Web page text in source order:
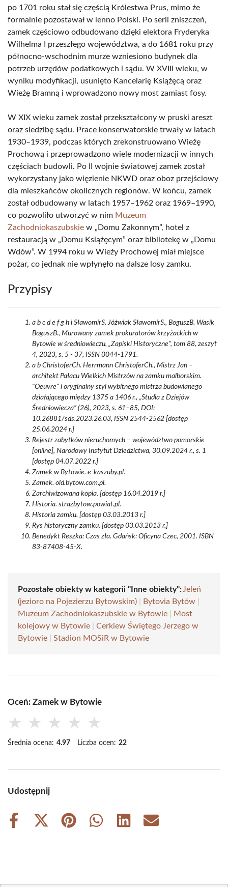
po 1701 roku stał się częścią Królestwa Prus, mimo że
formalnie pozostawał w lenno Polski. Po serii zniszczeń,
zamek częściowo odbudowano dzięki elektora Fryderyka
Wilhelma I przeszłego województwa, a do 1681 roku przy
północno-wschodnim murze wzniesiono budynek dla
potrzeb urzędów podatkowych i sądu. W XVIII wieku, w
wyniku modyfikacji, usunięto Kancelarię Książęcą oraz
Wieżę Bramną i wprowadzono nowy most zamiast fosy.
W XIX wieku zamek został przekształcony w pruski areszt
oraz siedzibę sądu. Prace konserwatorskie trwały w latach
1930–1939, podczas których zrekonstruowano Wieżę
Prochową i przeprowadzono wiele modernizacji w innych
częściach budowli. Po II wojnie światowej zamek został
wykorzystany jako więzienie NKWD oraz oboz przejściowy
dla mieszkańców okolicznych regionów. W końcu, zamek
został odbudowany w latach 1957–1962 oraz 1969–1990,
co pozwoliło utworzyć w nim Muzeum
Zachodniokaszubskie w „Domu Zakonnym”, hotel z
restauracją w „Domu Książęcym” oraz bibliotekę w „Domu
Wdów”. W 1994 roku w Wieży Prochowej miał miejsce
pożar, co jednak nie wpłynęło na dalsze losy zamku.
Przypisy
a b c d e f g h i SławomirS. Jóźwiak SławomirS., BoguszB. Wasik
BoguszB., Murowany zamek prokuratorów krzyżackich w
Bytowie w średniowieczu, „Zapiski Historyczne”, tom 88, zeszyt
4, 2023, s. 5 - 37, ISSN 0044-1791.
a b ChristoferCh. Herrmann ChristoferCh., Mistrz Jan –
architekt Pałacu Wielkich Mistrzów na zamku malborskim.
"Oeuvre" i oryginalny styl wybitnego mistrza budowlanego
działającego między 1375 a 1406 r., „Studia z Dziejów
Średniowiecza” (26), 2023, s. 61–85, DOI:
10.26881/sds.2023.26.03, ISSN 2544-2562 [dostęp
25.06.2024 r.]
Rejestr zabytków nieruchomych – województwo pomorskie
[online], Narodowy Instytut Dziedzictwa, 30.09.2024 r., s. 1
[dostęp 04.07.2022 r.]
Zamek w Bytowie. e-kaszuby.pl.
Zamek. old.bytow.com.pl.
Zarchiwizowana kopia. [dostęp 16.04.2019 r.]
Historia. strazbytow.powiat.pl.
Historia zamku. [dostęp 03.03.2013 r.]
Rys historyczny zamku. [dostęp 03.03.2013 r.]
Benedykt Reszka: Czas zła. Gdańsk: Oficyna Czec, 2001. ISBN
83-87408-45-X.
Pozostałe obiekty w kategorii "Inne obiekty": Jeleń
(jezioro na Pojezierzu Bytowskim)
Bytovia Bytów
Muzeum Zachodniokaszubskie w Bytowie
Most
kolejowy w Bytowie
Cerkiew Świętego Jerzego w
Bytowie
Stadion MOSiR w Bytowie
Oceń: Zamek w Bytowie
★ ★ ★ ★ ★
Średnia ocena: 4.97 Liczba ocen: 22
Udostępnij
Share
Share
Share
Share
Share
Share